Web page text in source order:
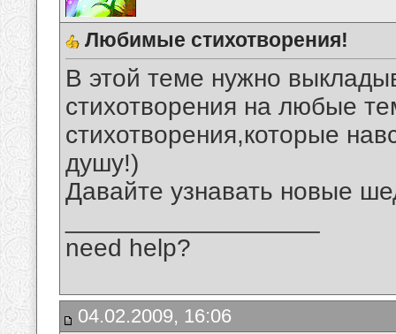
Любимые стихотворения!
В этой теме нужно
стихотворения на любые
стихотворения,которые
душу!)
Давайте узнавать новые
need help?
04.02.2009, 16:06